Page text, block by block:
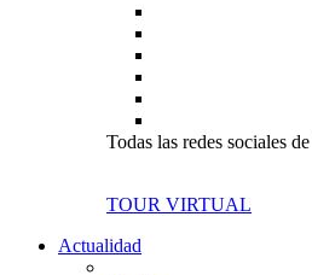
Todas las redes sociales
TOUR VIRTUAL
Actualidad